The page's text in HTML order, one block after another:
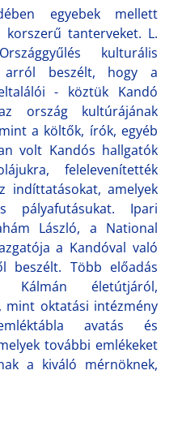
egyebek mellett
tanterveket. L.
kulturális
arról beszélt, hogy a
- köztük Kandó
ország kultúrájának
a költők, írók, egyéb
volt Kandós hallgatók
felelevenítették
indíttatásokat, amelyek
pályafutásukat. Ipari
László, a National
a Kandóval való
beszélt. Több előadás
életútjáról,
mint oktatási intézmény
avatás és
további emlékeket
a kiváló mérnöknek,